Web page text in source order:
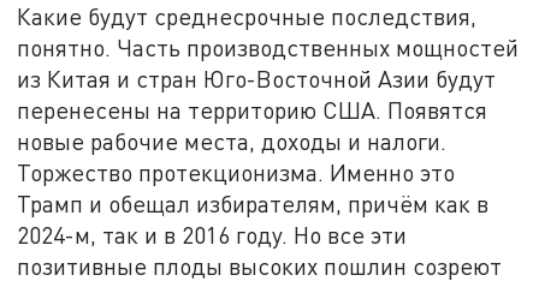
Какие будут среднесрочные последствия,
понятно. Часть производственных мощностей
из Китая и стран Юго-Восточной Азии будут
перенесены на территорию США. Появятся
новые рабочие места, доходы и налоги.
Торжество протекционизма. Именно это
Трамп и обещал избирателям, причём как в
2024-м, так и в 2016 году. Но все эти
позитивные плоды высоких пошлин созреют